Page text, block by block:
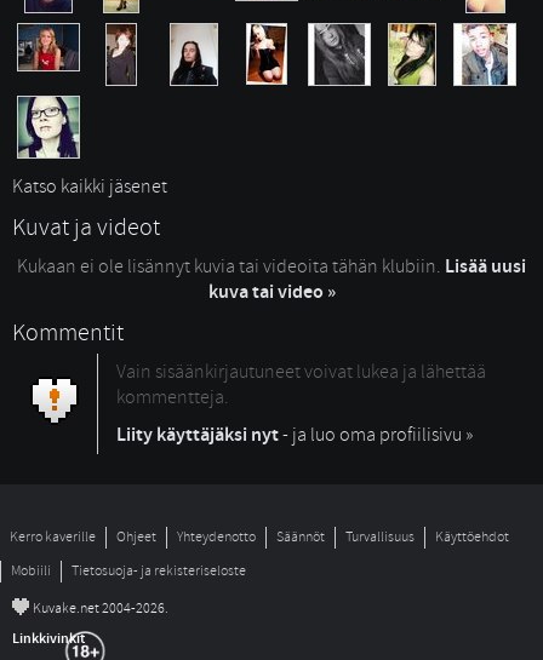
Katso kaikki jäsenet
Kuvat ja videot
Kukaan ei ole lisännyt kuvia tai videoita tähän klubiin. Lisää uusi
kuva tai video »
Kommentit
Vain sisäänkirjautuneet voivat lukea ja lähettää
kommentteja.
Liity käyttäjäksi nyt- ja luo oma profiilisivu »
Kerro kaverille Ohjeet Yhteydenotto Säännöt Turvallisuus
Käyttöehdot
Mobiili
Tietosuoja- ja rekisteriseloste
© Kuvake.net 2004-2026.
Linkkivinkit